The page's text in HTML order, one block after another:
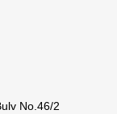
No.46/2